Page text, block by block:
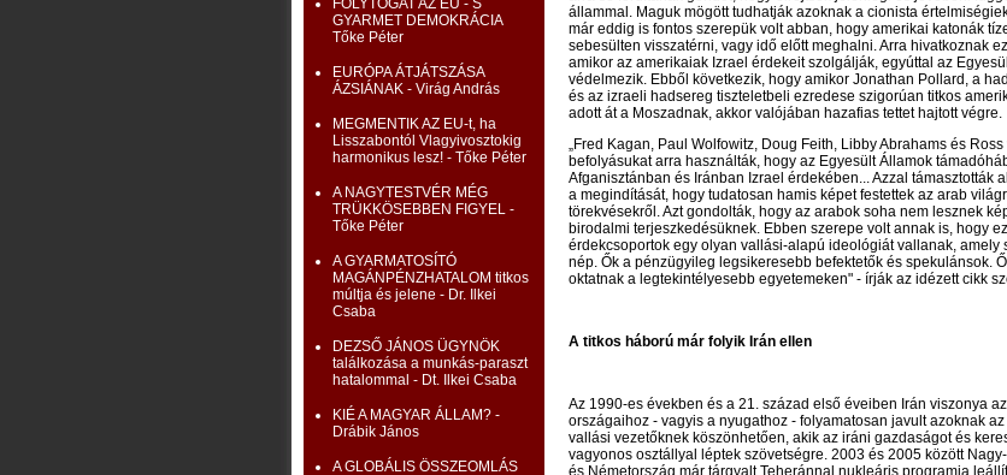
FOLYTOGAT AZ EU - S
GYARMET DEMOKRÁCIA
Tőke Péter
EURÓPA ÁTJÁTSZÁSA
ÁZSIÁNAK - Virág András
MEGMENTIK AZ EU-t, ha
Lisszabontól Vlagyivosztokig
harmonikus lesz! - Tőke Péter
A NAGYTESTVÉR MÉG
TRÜKKÖSEBBEN FIGYEL -
Tőke Péter
A GYARMATOSÍTÓ
MAGÁNPÉNZHATALOM titkos
múltja és jelene - Dr. Ilkei
Csaba
DEZSŐ JÁNOS ÜGYNÖK
találkozása a munkás-paraszt
hatalommal - Dt. Ilkei Csaba
KIÉ A MAGYAR ÁLLAM? -
Drábik János
A GLOBÁLIS ÖSSZEOMLÁS
állammal. Maguk mögött tudhatják azoknak a cionista
már eddig is fontos szerepük volt abban, hogy amerikai katonák
sebesülten visszatérni, vagy idő előtt meghalni. Arra hivatkoznak
amikor az amerikaiak Izrael érdekeit szolgálják, egyúttal az
védelmezik. Ebből következik, hogy amikor Jonathan Pollard, a
és az izraeli hadsereg tiszteletbeli ezredese szigorúan titkos
adott át a Moszadnak, akkor valójában hazafias tettet hajtott végre.
„Fred Kagan, Paul Wolfowitz, Doug Feith, Libby Abrahams és
befolyásukat arra használták, hogy az Egyesült Államok
Afganisztánban és Iránban Izrael érdekében... Azzal támasztották
a megindítását, hogy tudatosan hamis képet festettek az arab
törekvésekről. Azt gondolták, hogy az arabok soha nem lesznek
birodalmi terjeszkedésüknek. Ebben szerepe volt annak is, hogy
érdekcsoportok egy olyan vallási-alapú ideológiát vallanak, amely
nép. Ők a pénzügyileg legsikeresebb befektetők és spekulánsok.
oktatnak a legtekintélyesebb egyetemeken" - írják az idézett cikk
A titkos háború már folyik Irán ellen
Az 1990-es években és a 21. század első éveiben Irán viszonya
országaihoz - vagyis a nyugathoz - folyamatosan javult azoknak
vallási vezetőknek köszönhetően, akik az iráni gazdaságot és
vagyonos osztállyal léptek szövetségre. 2003 és 2005 között
és Németország már tárgyalt Teheránnal nukleáris programja